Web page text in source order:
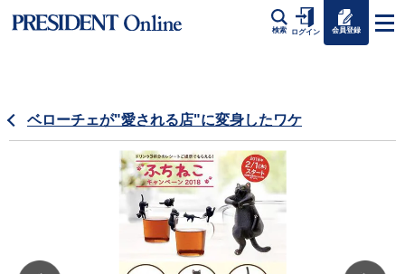
検索 ログイン 会員登録
ベローチェが"愛される店"に変身したワケ